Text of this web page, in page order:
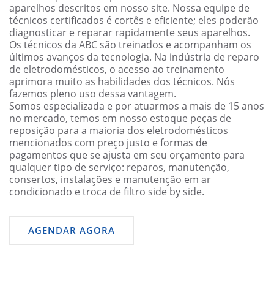
aparelhos descritos em nosso site. Nossa equipe de
técnicos certificados é cortês e eficiente; eles poderão
diagnosticar e reparar rapidamente seus aparelhos.
Os técnicos da ABC são treinados e acompanham os
últimos avanços da tecnologia. Na indústria de reparo
de eletrodomésticos, o acesso ao treinamento
aprimora muito as habilidades dos técnicos. Nós
fazemos pleno uso dessa vantagem.
Somos especializada e por atuarmos a mais de 15 anos
no mercado, temos em nosso estoque peças de
reposição para a maioria dos eletrodomésticos
mencionados com preço justo e formas de
pagamentos que se ajusta em seu orçamento para
qualquer tipo de serviço: reparos, manutenção,
consertos, instalações e manutenção em ar
condicionado e troca de filtro side by side.
AGENDAR AGORA